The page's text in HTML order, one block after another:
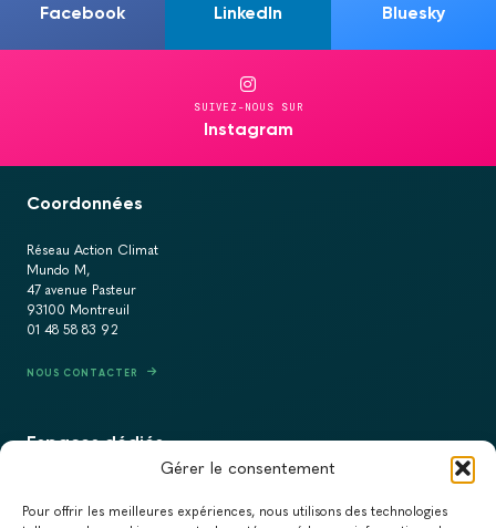
Gérer le consentement
Pour offrir les meilleures expériences, nous utilisons des technologies
Facebook LinkedIn Bluesky
SUIVEZ-NOUS SUR
Instagram
Coordonnées
Réseau Action Climat
Mundo M,
47 avenue Pasteur
93100 Montreuil
01 48 58 83 92
NOUS CONTACTER
Espaces dédiés
RECRUTEMENT